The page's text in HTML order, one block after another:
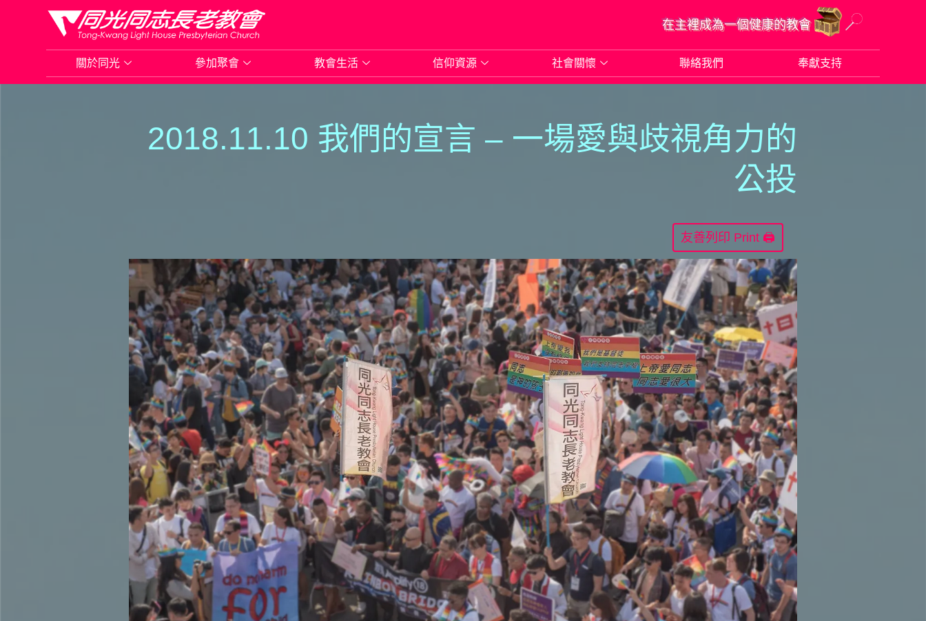
content
在主裡成為一個健康的教會
關於同光 參加聚會 教會生活 信仰資源 社會關懷 聯絡我們 奉獻支持
2018.11.10 我們的宣言 – 一場愛與歧視角力的
公投
Print 🖨